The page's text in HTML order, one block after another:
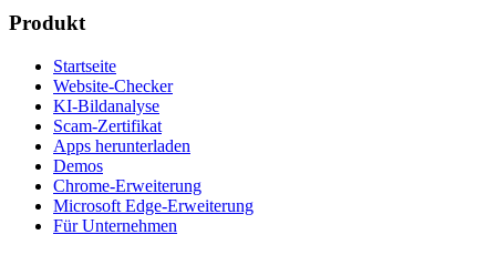
Produkt
Startseite
Website-Checker
KI-Bildanalyse
Scam-Zertifikat
Apps herunterladen
Demos
Chrome-Erweiterung
Microsoft Edge-Erweiterung
Für Unternehmen